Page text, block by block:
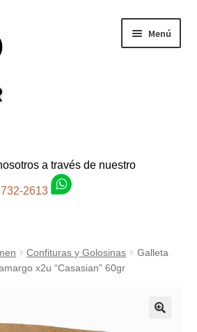
Menú
a través de nuestro
2613
Confituras y Golosinas
Galleta
x2u “Casasian” 60gr